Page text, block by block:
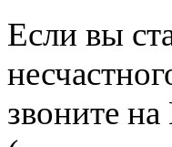
Если вы
звоните